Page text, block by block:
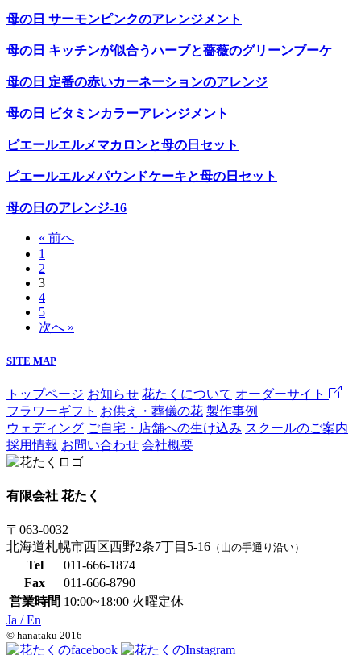
母の日 サーモンピンクのアレンジメント
母の日 キッチンが似合うハーブと薔薇のグリーンブーケ
母の日 定番の赤いカーネーションのアレンジ
母の日 ビタミンカラーアレンジメント
ピエールエルメマカロンと母の日セット
ピエールエルメパウンドケーキと母の日セット
母の日のアレンジ-16
« 前へ
1
2
3
4
5
次へ »
SITE MAP
トップページ お知らせ 花たくについて オーダーサイト
フラワーギフト お供え・葬儀の花 製作事例
ウェディング ご自宅・店舗への生け込み スクールのご案内
採用情報 お問い合わせ 会社概要
有限会社 花たく
〒063-0032
北海道札幌市西区西野2条7丁目5-16 （山の手通り沿い）
Tel
011-666-1874
Fax
011-666-8790
営業時間 10:00~18:00 火曜定休
Ja /En
© hanataku 2016